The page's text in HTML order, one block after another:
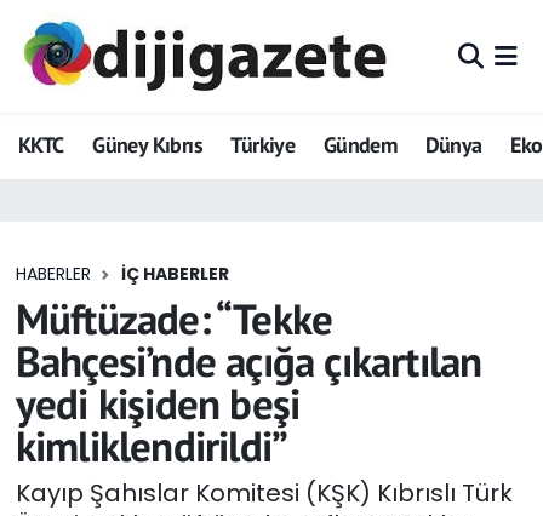
KKTC Güney Kıbrıs Türkiye Gündem Dünya
HABERLER İÇ HABERLER
Müftüzade: “Tekke
Bahçesi’nde açığa çıkartılan
yedi kişiden beşi
kimliklendirildi”
Kayıp Şahıslar Komitesi (KŞK) Kıbrıslı Türk
ADVERTORIAL
Dijigazete
Eğitim
Ekonomi
Foto Galeri
GEZİ
Hava Durumu
Trafik Durumu
Tüm Manşetler
Son Dakika Haberleri
Haber Arşivi